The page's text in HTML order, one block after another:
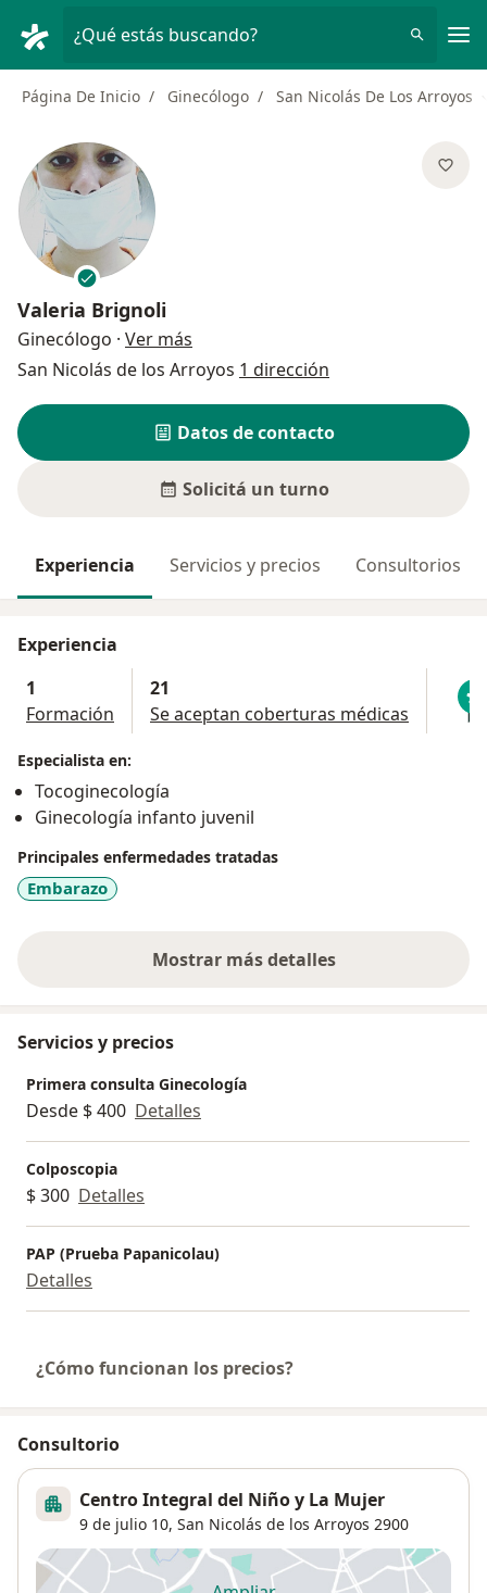
¿Qué estás buscando?
Página De Inicio Ginecólogo San Nicolás De Los Arroyos
Valeria Brignoli
Ginecólogo · Ver más
San Nicolás de los Arroyos 1 dirección
Datos de contacto
Solicitá un turno
Experiencia Servicios y precios Consultorios
Experiencia
1
Formación
21
Se aceptan coberturas médicas
Especialista en:
Tocoginecología
Ginecología infanto juvenil
Principales enfermedades tratadas
Embarazo
Mostrar más detalles
sobre la experiencia
Servicios y precios
Primera consulta Ginecología
Desde $ 400 Detalles
Colposcopia
$ 300 Detalles
PAP (Prueba Papanicolau)
Detalles
¿Cómo funcionan los precios?
Consultorio
Centro Integral del Niño y La Mujer
9 de julio 10, San Nicolás de los Arroyos 2900